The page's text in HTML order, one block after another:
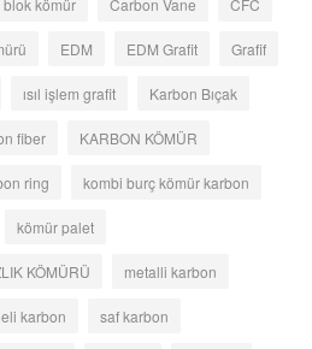
EDM EDM Grafit Grafif
ısıl işlem grafit Karbon Bıçak
fiber KARBON KÖMÜR
ring kombi burç kömür karbon
kömür palet
KÖMÜRÜ metalli karbon
karbon saf karbon